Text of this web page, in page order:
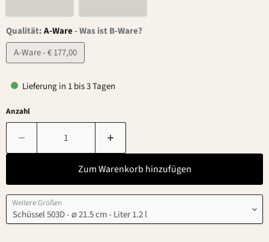
Qualität:A-Ware-Was ist B-Ware?
A-Ware - € 177,00
Lieferung in 1 bis 3 Tagen
Anzahl
Zum Warenkorb hinzufügen
Weitere Größen